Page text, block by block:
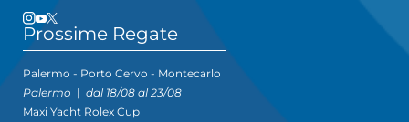
Prossime Regate
Palermo - Porto Cervo - Montecarlo
Palermo | dal 18/08 al 23/08
Maxi Yacht Rolex Cup